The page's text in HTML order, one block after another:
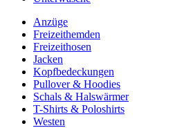
Anzüge
Freizeithemden
Freizeithosen
Jacken
Kopfbedeckungen
Pullover & Hoodies
Schals & Halswärmer
T-Shirts & Poloshirts
Westen